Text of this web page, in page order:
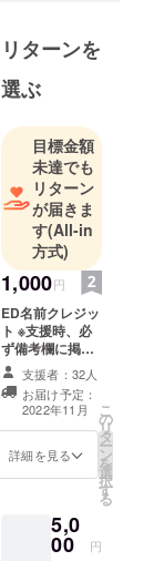
に』を監督
しました。
第18回全国
画選手権熱
海大会にて
優勝。
現在、特撮
やアニメに
関わる仕事
をしていま
す。
リターンを
選ぶ
目標金額
未達でも
リターン
が届きま
す(All-in
方式)
1,000円
ED名前クレジッ
ト ※支援時、必
ず備考欄に掲載
を希望されるお
名前をご記入く
ださい。
支援者：32人
お届け予定：
2022年11月
詳細を見る
こ
の
リ
タ
ー
ン
を
選
択
す
る
5,0
00 円